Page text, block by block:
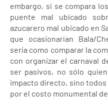
embargo, si se compara
puente mal ubicado
azucarero mal ubicado en
que ocasionarían Bala/
sería como comparar la
con organizar el carnaval
ser pasivos, no sólo
impacto directo, sino
por el costo monumental